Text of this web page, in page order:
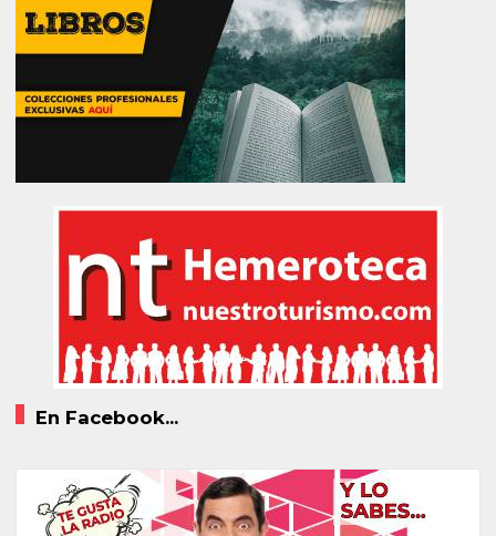
En Facebook...